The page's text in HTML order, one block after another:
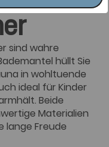
sind wahre
hüllt Sie
in wohltuende
ideal für Kinder
Beide
Materialien
lange Freude